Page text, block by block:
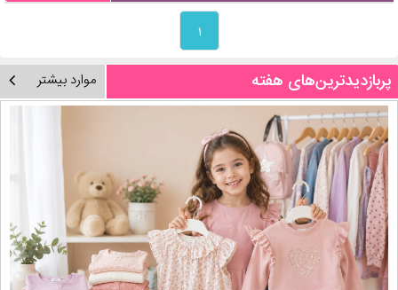
۱
پربازدیدترین‌های هفته موارد بیشتر